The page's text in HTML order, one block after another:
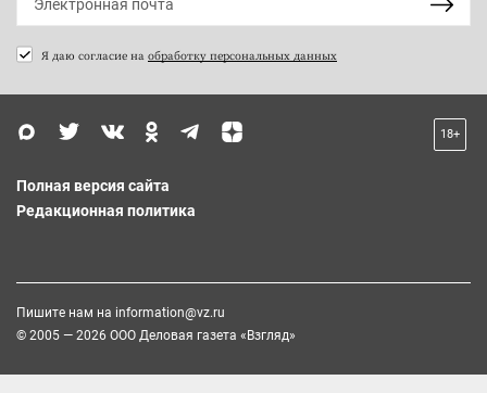
Я даю согласие на обработку персональных данных
18+
Полная версия сайта
Редакционная политика
Пишите нам на information@vz.ru
© 2005 — 2026 ООО Деловая газета «Взгляд»